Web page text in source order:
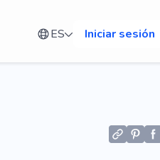
ES Iniciar sesión